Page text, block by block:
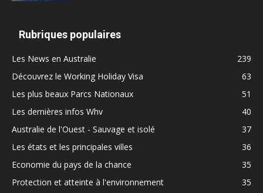
Rubriques populaires
Les News en Australie
239
Découvrez le Working Holiday Visa
63
Les plus beaux Parcs Nationaux
51
Les dernières infos Whv
40
Australie de l'Ouest - Sauvage et isolé
37
Les états et les principales villes
36
Economie du pays de la chance
35
Protection et atteinte à l'environnement
35